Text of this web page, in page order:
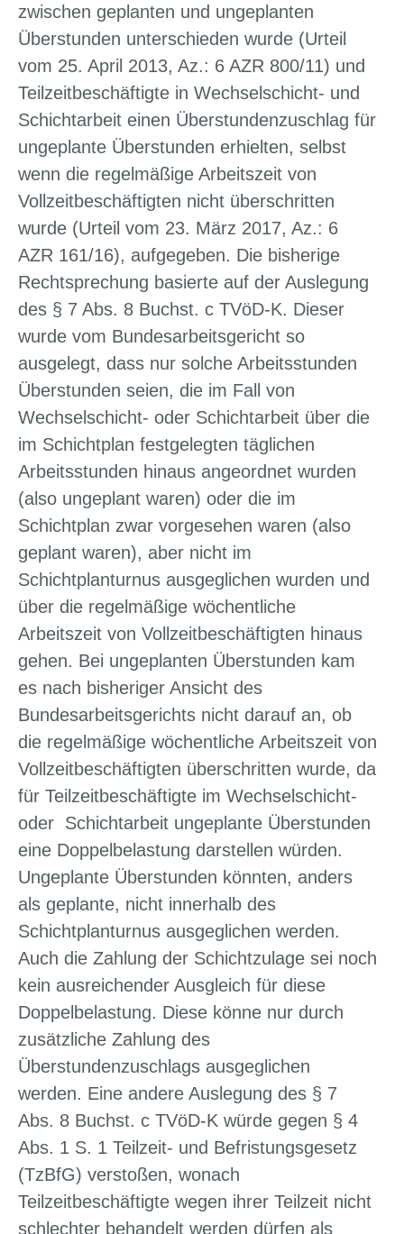
zwischen geplanten und ungeplanten
Überstunden unterschieden wurde (Urteil
vom 25. April 2013, Az.: 6 AZR 800/11) und
Teilzeitbeschäftigte in Wechselschicht- und
Schichtarbeit einen Überstundenzuschlag für
ungeplante Überstunden erhielten, selbst
wenn die regelmäßige Arbeitszeit von
Vollzeitbeschäftigten nicht überschritten
wurde (Urteil vom 23. März 2017, Az.: 6
AZR 161/16), aufgegeben. Die bisherige
Rechtsprechung basierte auf der Auslegung
des § 7 Abs. 8 Buchst. c TVöD-K. Dieser
wurde vom Bundesarbeitsgericht so
ausgelegt, dass nur solche Arbeitsstunden
Überstunden seien, die im Fall von
Wechselschicht- oder Schichtarbeit über die
im Schichtplan festgelegten täglichen
Arbeitsstunden hinaus angeordnet wurden
(also ungeplant waren) oder die im
Schichtplan zwar vorgesehen waren (also
geplant waren), aber nicht im
Schichtplanturnus ausgeglichen wurden und
über die regelmäßige wöchentliche
Arbeitszeit von Vollzeitbeschäftigten hinaus
gehen. Bei ungeplanten Überstunden kam
es nach bisheriger Ansicht des
Bundesarbeitsgerichts nicht darauf an, ob
die regelmäßige wöchentliche Arbeitszeit von
Vollzeitbeschäftigten überschritten wurde, da
für Teilzeitbeschäftigte im Wechselschicht-
oder Schichtarbeit ungeplante Überstunden
eine Doppelbelastung darstellen würden.
Ungeplante Überstunden könnten, anders
als geplante, nicht innerhalb des
Schichtplanturnus ausgeglichen werden.
Auch die Zahlung der Schichtzulage sei noch
kein ausreichender Ausgleich für diese
Doppelbelastung. Diese könne nur durch
zusätzliche Zahlung des
Überstundenzuschlags ausgeglichen
werden. Eine andere Auslegung des § 7
Abs. 8 Buchst. c TVöD-K würde gegen § 4
Abs. 1 S. 1 Teilzeit- und Befristungsgesetz
(TzBfG) verstoßen, wonach
Teilzeitbeschäftigte wegen ihrer Teilzeit nicht
schlechter behandelt werden dürfen als